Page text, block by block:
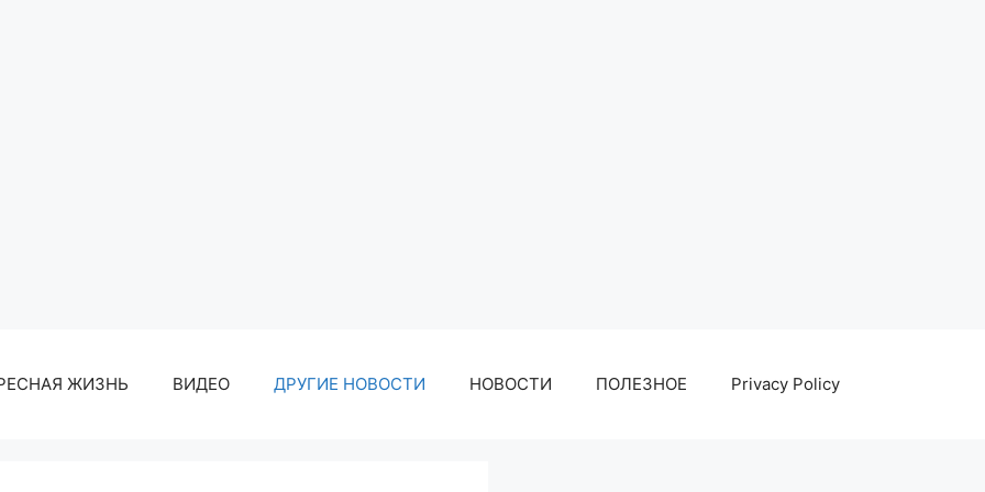
ЖИЗНЬ ВИДЕО ДРУГИЕ НОВОСТИ НОВОСТИ ПОЛЕЗНОЕ Privacy Policy